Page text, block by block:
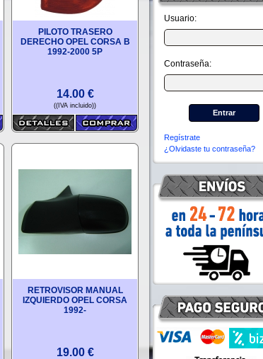
PILOTO TRASERO
DERECHO OPEL CORSA B
1992-2000 5P
14.00€
((IVA incluido))
RETROVISOR MANUAL
IZQUIERDO OPEL CORSA
1992-
19.00€
Usuario:
Contraseña:
Regístrate
¿Olvidaste tu contraseña?